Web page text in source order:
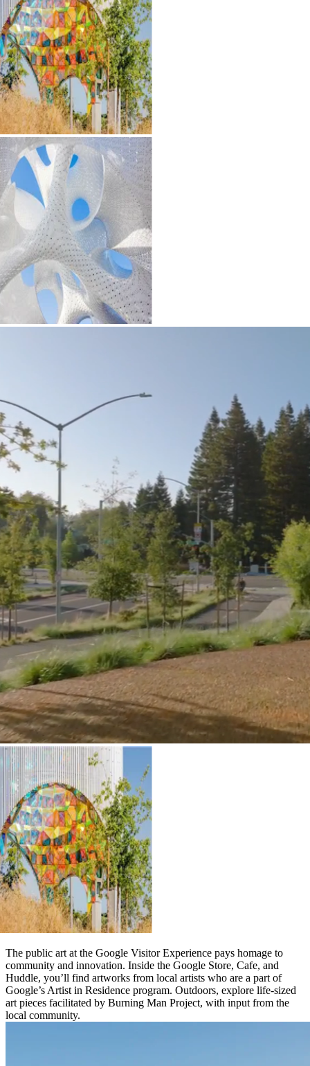
The public art at the Google Visitor Experience pays homage to
community and innovation. Inside the Google Store, Cafe, and
Huddle, you’ll find artworks from local artists who are a part of
Google’s Artist in Residence program. Outdoors, explore life-sized
art pieces facilitated by Burning Man Project, with input from the
local community.